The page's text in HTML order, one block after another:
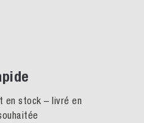
en stock – livré en